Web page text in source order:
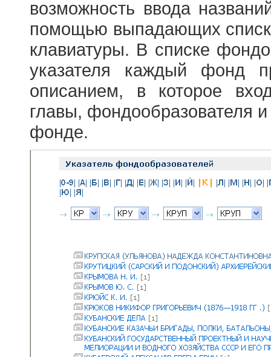
возможность ввода
помощью выпадающих
клавиатуры. В списке
указателя каждый фонд
описанием, в которое
главы, фондообразователя
фонде.